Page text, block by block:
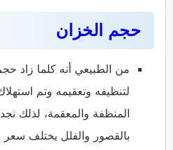
حجم الخزان
من الطبيعي أنه كلما زاد
لتنظيفه وتعقيمه وتم
المنظفة والمعقمة، لذلك
بالقصور والفلل يختلف